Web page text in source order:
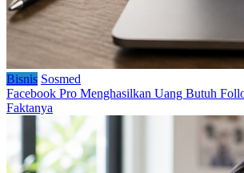
Bisnis Sosmed
Facebook Pro Menghasilkan Uang Butuh
Faktanya